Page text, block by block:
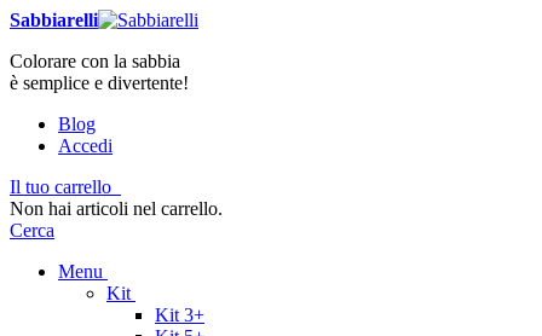
Sabbiarelli
Colorare con la sabbia
è semplice e divertente!
Blog
Accedi
Il tuo carrello
Non hai articoli nel carrello.
Cerca
Menu
Kit
Kit 3+